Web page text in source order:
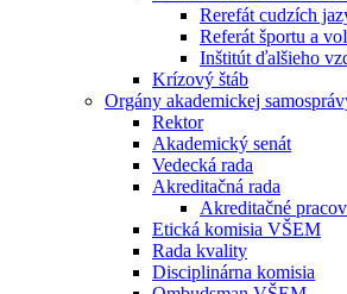
Rerefát cudzích
Referát športu a
Inštitút ďalšieho
Krízový štáb
Orgány akademickej
Rektor
Akademický senát
Vedecká rada
Akreditačná rada
Akreditačné
Etická komisia VŠEM
Rada kvality
Disciplinárna komisia